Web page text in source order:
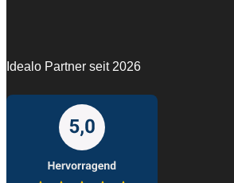
Idealo Partner seit 2026